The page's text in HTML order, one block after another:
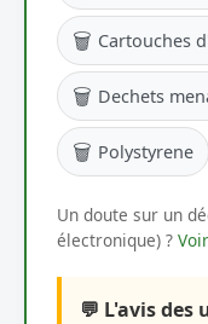
🗑️ Cartouches
🗑️ Dechets
🗑️ Polystyrene
Un doute sur un
électronique) ?
💬 L'avis des